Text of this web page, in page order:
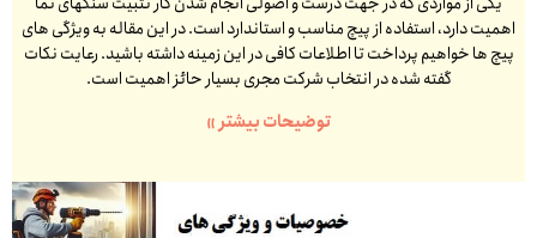
اهمیت دارد، استفاده از پیچ مناسب و استاندارد است. در این مقاله به ویژگی های
پیچ ها خواهیم پرداخت تا اطلاعات کافی در این زمینه داشته باشید. رعایت نکات
گفته شده در انتخاب شرکت مجری بسیار حائز اهمیت است.
توضیحات بیشتر »